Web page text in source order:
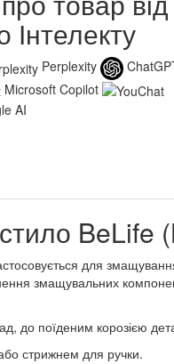
Інтелекту
Perplexity
Microsoft Copilot
AI
BeLife
для
змащувальних
до поїденим корозією
стрижнем для ручки.